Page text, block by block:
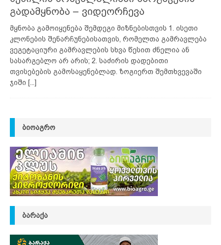
გადამყნობა – ვიდეორჩევა
მყნობა გამოიყენება შემდეგი მიზნებისთვის 1. ისეთი
კლონების შენარჩუნებისათვის, რომელთა გამრავლება
ვეგეტაციური გამრავლების სხვა წესით ძნელია ან
სასარგებლო არ არის; 2. საძირის დადებითი
თვისებების გამოსაყენებლად. ზოგიერთ შემთხვევაში
ჯიში [...]
ᲑᲘᲝᲐᲒᲠᲝ
ᲑᲐᲠᲐᲥᲐ